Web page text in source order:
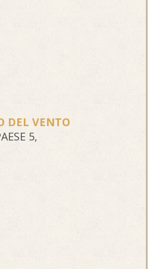
DEL VENTO
5,